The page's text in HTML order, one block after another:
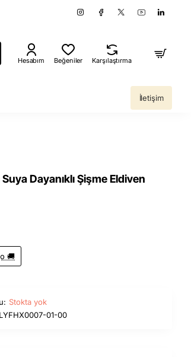
Hesabım Beğeniler Karşılaştırma
İletişim
Dayanıklı Şişme Eldiven
🚚
Stokta yok
LYFHX0007-01-00